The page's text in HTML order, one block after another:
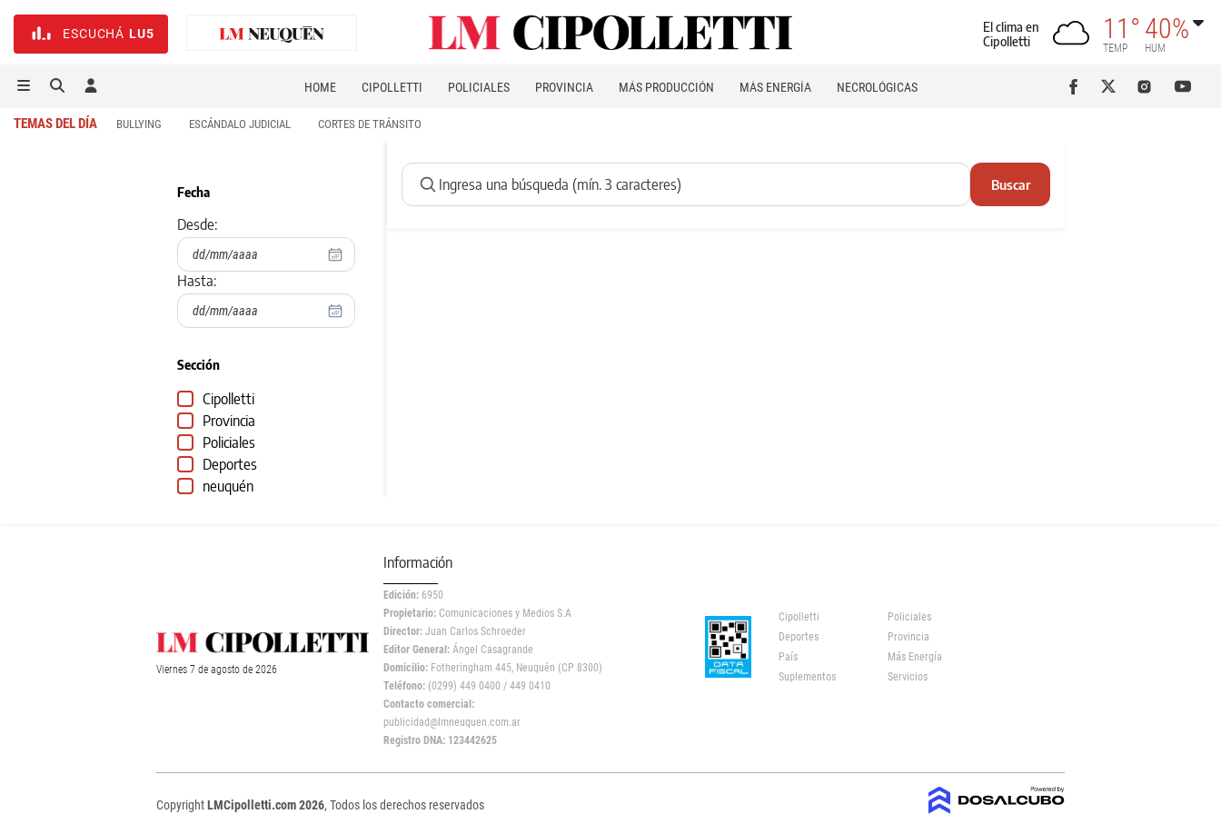
ESCUCHÁ LU5
El clima en
Cipolletti
11°
TEMP
40%
HUM
HOME CIPOLLETTI POLICIALES PROVINCIA MÁS PRODUCCIÓN MÁS ENERGÍA NECROLÓGICAS
TEMAS DEL DÍA BULLYING ESCÁNDALO JUDICIAL CORTES DE TRÁNSITO
Fecha
Desde:
Hasta:
Sección
Cipolletti
Provincia
Policiales
Deportes
neuquén
Buscar
Viernes 7 de agosto de 2026
Información
Edición: 6950
Propietario: Comunicaciones y Medios S.A
Director: Juan Carlos Schroeder
Editor General: Ángel Casagrande
Domicilio: Fotheringham 445, Neuquén (CP 8300)
Teléfono: (0299) 449 0400 / 449 0410
Contacto comercial:
publicidad@lmneuquen.com.ar
Registro DNA: 123442625
Cipolletti
Policiales
Deportes
Provincia
País
Más Energía
Suplementos
Servicios
CopyrightLMCipolletti.com 2026, Todos los derechos reservados